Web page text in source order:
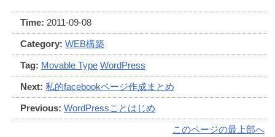
Time: 2011-09-08
Category: WEB構築
Tag: Movable Type WordPress
Next: 私的facebookページ作成まとめ
Previous: WordPressことはじめ
このページの最上部へ